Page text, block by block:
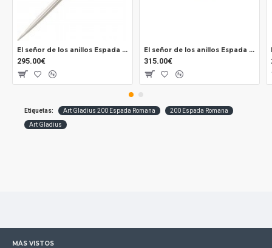
El señor de los anillos Espada Glamdring Oficial uc2942
295.00€
El señor de los anillos Espada Arwen Oficial
315.00€
Etiquetas: Art Gladius 200 Espada Romana 200 Espada Romana
Art Gladius
MÁS VISTOS